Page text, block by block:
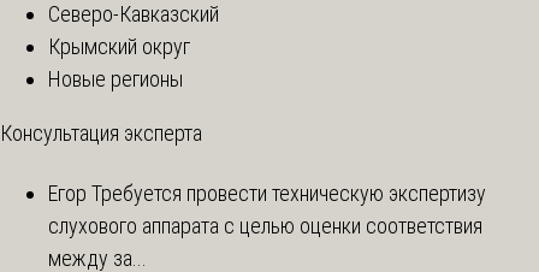
Северо-Кавказский
Крымский округ
Новые регионы
Консультация эксперта
Егор Требуется провести техническую экспертизу
слухового аппарата с целью оценки соответствия
между за...